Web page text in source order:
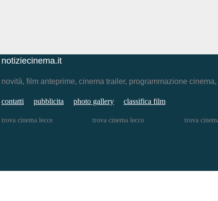
notiziecinema.it
novità, film anteprime, cinema trailer, programmazione
contatti pubblicita photo gallery classifica film
trova cinema lecce trova cinema lecco trova